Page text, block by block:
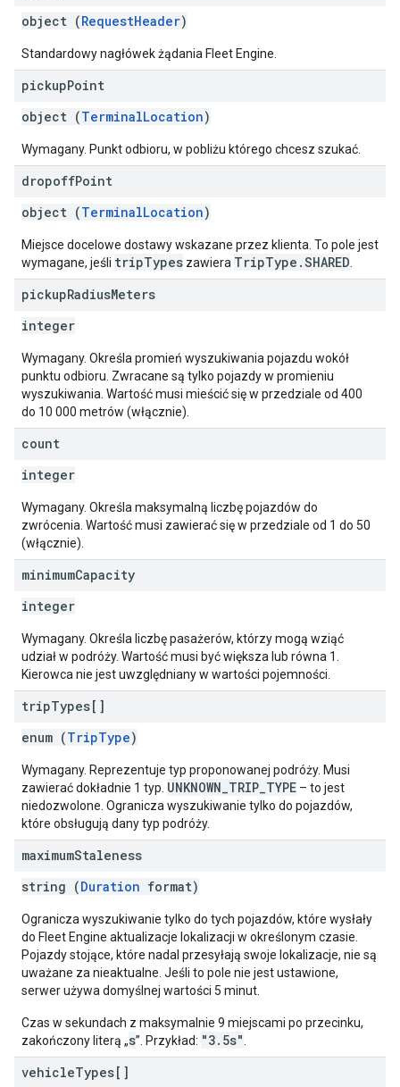
object (RequestHeader)
Standardowy nagłówek żądania Fleet Engine.
pickupPoint
object (TerminalLocation)
Wymagany. Punkt odbioru, w pobliżu którego chcesz szukać.
dropoffPoint
object (TerminalLocation)
Miejsce docelowe dostawy wskazane przez klienta. To pole jest
wymagane, jeśli tripTypes zawiera TripType.SHARED
pickupRadiusMeters
integer
Wymagany. Określa promień wyszukiwania pojazdu wokół
punktu odbioru. Zwracane są tylko pojazdy w promieniu
wyszukiwania. Wartość musi mieścić się w przedziale od 400
do 10 000 metrów (włącznie).
count
integer
Wymagany. Określa maksymalną liczbę pojazdów do
zwrócenia. Wartość musi zawierać się w przedziale od 1 do 50
(włącznie).
minimumCapacity
integer
Wymagany. Określa liczbę pasażerów, którzy mogą wziąć
udział w podróży. Wartość musi być większa lub równa 1.
Kierowca nie jest uwzględniany w wartości pojemności.
tripTypes[]
enum (TripType)
Wymagany. Reprezentuje typ proponowanej podróży. Musi
zawierać dokładnie 1 typ. UNKNOWN_TRIP_TYPE – to jest
niedozwolone. Ogranicza wyszukiwanie tylko do pojazdów,
które obsługują dany typ podróży.
maximumStaleness
string (Duration format)
Ogranicza wyszukiwanie tylko do tych pojazdów, które wysłały
do Fleet Engine aktualizacje lokalizacji w określonym czasie.
Pojazdy stojące, które nadal przesyłają swoje lokalizacje, nie są
uważane za nieaktualne. Jeśli to pole nie jest ustawione,
serwer używa domyślnej wartości 5 minut.
Czas w sekundach z maksymalnie 9 miejscami po przecinku,
zakończony literą „s”. Przykład: "3.5s"
vehicleTypes[]